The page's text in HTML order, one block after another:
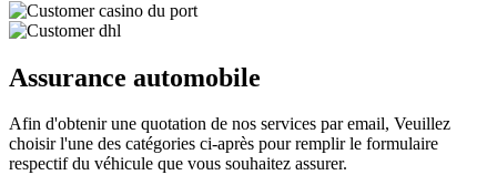
Assurance automobile
Afin d'obtenir une quotation de nos services par email, Veuillez
choisir l'une des catégories ci-après pour remplir le formulaire
respectif du véhicule que vous souhaitez assurer.